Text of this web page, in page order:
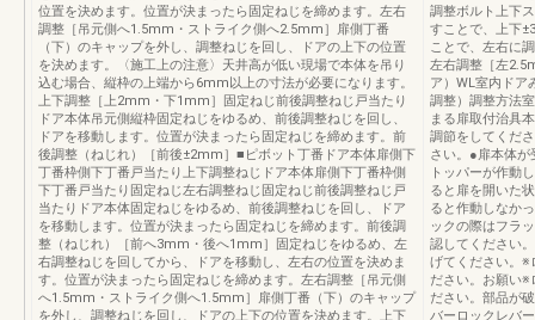
位置を決めます。位置が決まったら固定ねじを締めます。左右
調整［吊元側へ1.5mm・ストライク側へ2.5mm］扉側丁番
（下）のキャップを外し、調整ねじを回し、ドアの上下の位置
を決めます。〈施工上の注意〉天井高が低い現場で本体を吊り
込む場合、縦枠の上端から6mm以上の寸法が必要になります。
上下調整［上2mm・下1mm］固定ねじ前後調整ねじ戸当たり
ドア本体吊元側縦枠固定ねじをゆるめ、前後調整ねじを回し、
ドアを移動します。位置が決まったら固定ねじを締めます。前
後調整（ねじれ）［前後±2mm］■ピボット丁番ドア本体扉側下
丁番枠側下丁番戸当たり上下調整ねじドア本体扉側下丁番枠側
下丁番戸当たり固定ねじ左右調整ねじ固定ねじ前後調整ねじ戸
当たりドア本体固定ねじをゆるめ、前後調整ねじを回し、ドア
を移動します。位置が決まったら固定ねじを締めます。前後調
整（ねじれ）［前へ3mm・後へ1mm］固定ねじをゆるめ、左
右調整ねじを回してから、ドアを移動し、左右の位置を決めま
す。位置が決まったら固定ねじを締めます。左右調整［吊元側
へ1.5mm・ストライク側へ1.5mm］扉側丁番（下）のキャップ
を外し、調整ねじを回し、ドアの上下の位置を決めます。上下
調整ボルト上下
すことで、上下
ことで、左右に
左右調整［左
ア）WL室内ドア
調整）調整方法
まる扉取付治具
調節をしてくだ
さい。●扉本体が
トッパーが作動
ると扉を開いた
ると作動しなか
ックの際はフラ
認してください
げてください。※
ださい。お願い※
ださい。部品が
バーロックレバ